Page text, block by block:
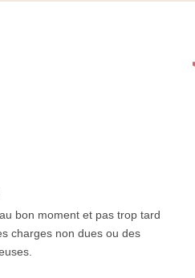
bon moment et pas trop tard
charges non dues ou des